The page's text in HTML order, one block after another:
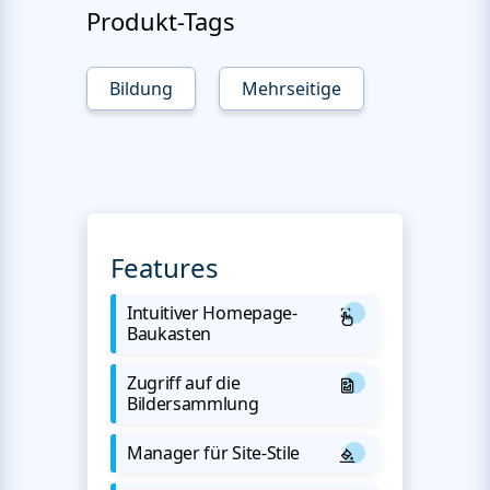
Produkt-Tags
Bildung Mehrseitige
Features
Intuitiver Homepage-
Baukasten
Zugriff auf die
Bildersammlung
Manager für Site-Stile